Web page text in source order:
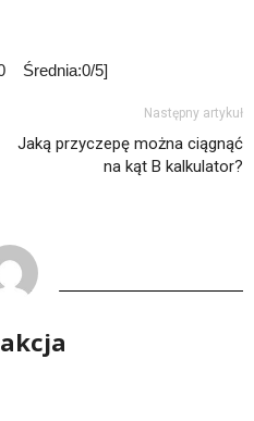
Średnia:0/5]
Następny artykuł
Jaką przyczepę można ciągnąć
na kąt B kalkulator?